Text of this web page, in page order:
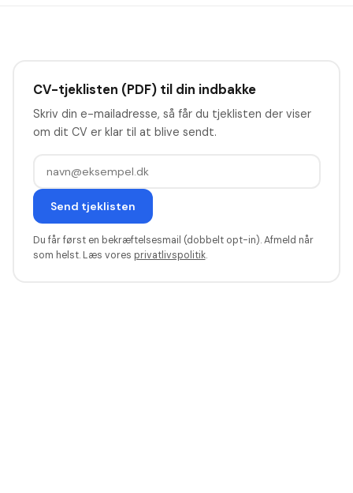
CV-tjeklisten (PDF) til din indbakke
Skriv din e-mailadresse, så får du tjeklisten der viser
om dit CV er klar til at blive sendt.
Send tjeklisten
Du får først en bekræftelsesmail (dobbelt opt-in). Afmeld når
som helst. Læs vores privatlivspolitik.